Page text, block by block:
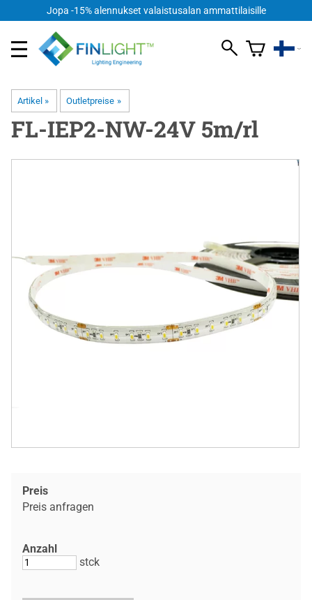
Jopa -15% alennukset valaistusalan ammattilaisille
Artikel ‪» Outletpreise ‪»
FL-IEP2-NW-24V 5m/rl
Preis
Preis anfragen
Anzahl
stck